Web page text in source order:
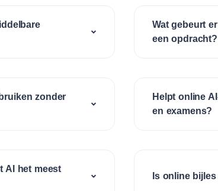
zonder
AI het meest
Wat gebeurt
een opdracht?
Helpt online
en examens?
Is online